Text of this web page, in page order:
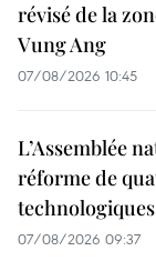
révisé de la
Vung Ang
07/08/2026 10:45
L’Assemblée
réforme de
technologiques
07/08/2026 09:37